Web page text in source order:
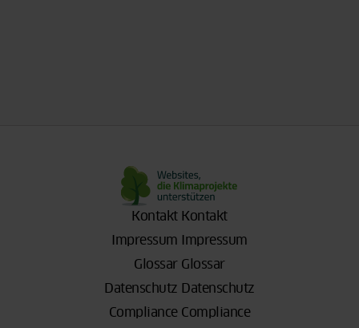
Kontakt Kontakt
Impressum
Impressum
Glossar Glossar
Datenschutz
Datenschutz
Compliance Compliance